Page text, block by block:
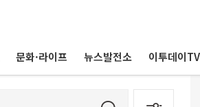
문화·라이프 뉴스발전소 이투데이TV